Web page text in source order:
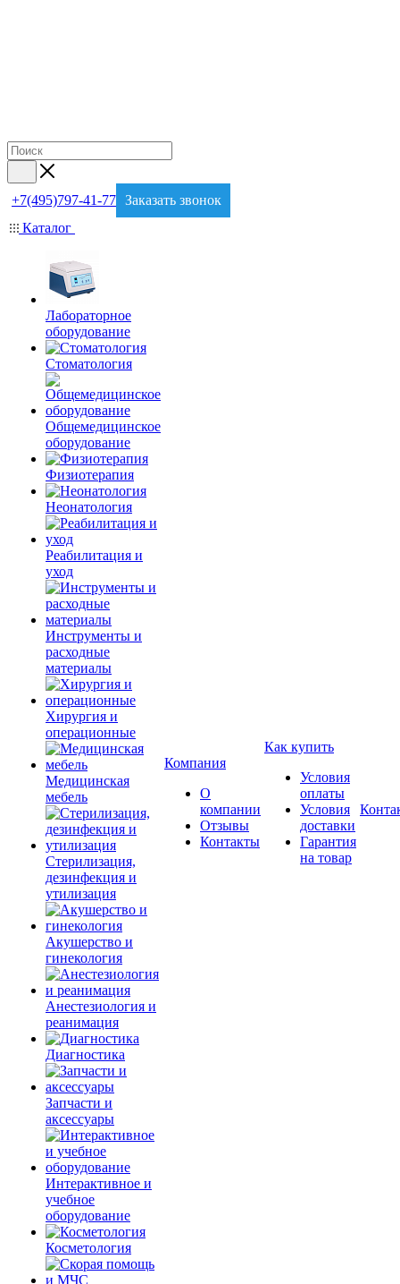
+7(495)797-41-77 Заказать звонок
Каталог
Лабораторное
оборудование
Стоматология
Общемедицинское
оборудование
Физиотерапия
Неонатология
Реабилитация и
уход
Инструменты и
расходные
материалы
Хирургия и
операционные
Медицинская
мебель
Стерилизация,
дезинфекция и
утилизация
Акушерство и
гинекология
Анестезиология и
реанимация
Диагностика
Запчасти и
аксессуары
Интерактивное и
учебное
оборудование
Косметология
Компания
О
компании
Отзывы
Контакты
Как купить
Условия
оплаты
Условия
доставки
Гарантия
на товар